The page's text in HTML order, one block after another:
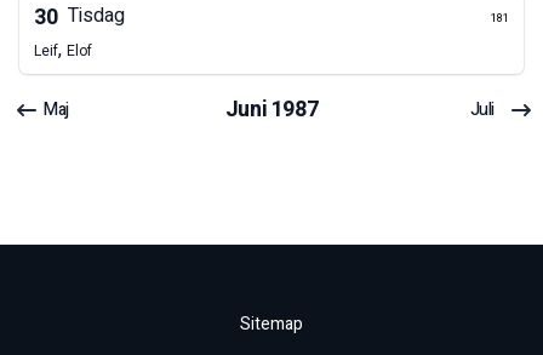
30 Tisdag 181
Leif, Elof
Maj Juni1987 Juli
Sitemap